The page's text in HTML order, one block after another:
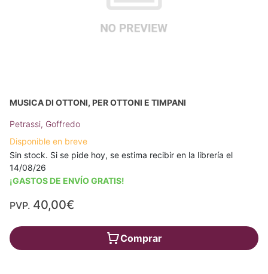
MUSICA DI OTTONI, PER OTTONI E TIMPANI
Petrassi, Goffredo
Disponible en breve
Sin stock. Si se pide hoy, se estima recibir en la librería el
14/08/26
¡GASTOS DE ENVÍO GRATIS!
PVP. 40,00€
Comprar